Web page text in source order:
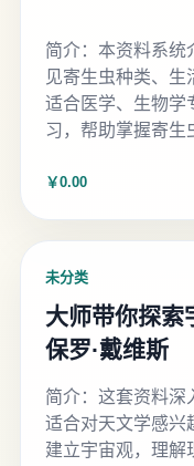
简介：本资料系统
见寄生虫种类、生
适合医学、生物学
习，帮助掌握寄生
￥0.00
未分类
大师带你探索
保罗·戴维斯
简介：这套资料深
适合对天文学感兴
建立宇宙观，理解